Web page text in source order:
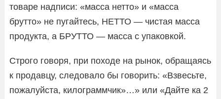
товаре надписи: «масса нетто» и «масса
брутто» не пугайтесь, НЕТТО — чистая масса
продукта, а БРУТТО — масса с упаковкой.
Строго говоря, при походе на рынок, обращаясь
к продавцу, следовало бы говорить: «Взвесьте,
пожалуйста, килограммчик»…» или «Дайте ка 2